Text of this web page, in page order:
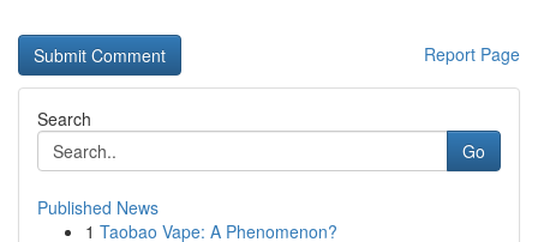
Report Page
Search
Go
Published News
1 Taobao Vape: A Phenomenon?